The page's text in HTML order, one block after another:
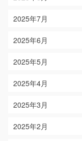
2025年7月
2025年6月
2025年5月
2025年4月
2025年3月
2025年2月